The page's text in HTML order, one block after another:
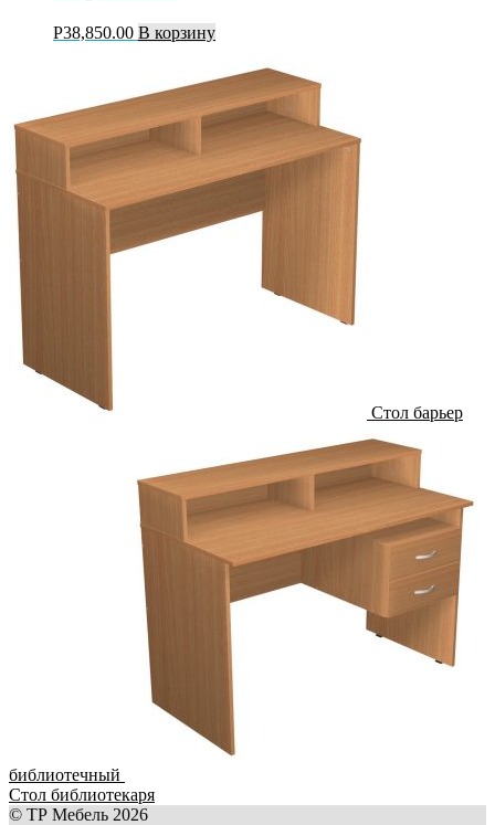
Р38,850.00 В корзину
Стол барьер
библиотечный
Стол библиотекаря
© ТР Мебель 2026